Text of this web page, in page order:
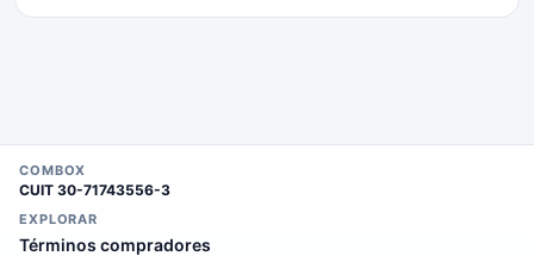
COMBOX
CUIT 30-71743556-3
EXPLORAR
Términos compradores